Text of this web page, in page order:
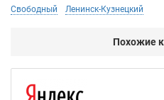
Свободный
Ленинск-Кузнецкий
Похожие